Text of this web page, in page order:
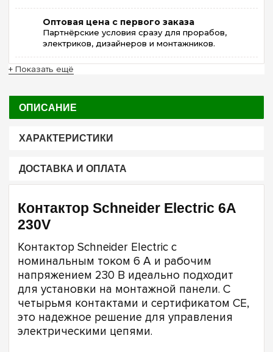
Оптовая цена с первого заказа
Партнёрские условия сразу для прорабов,
электриков, дизайнеров и монтажников.
+ Показать ещё
ОПИСАНИЕ
ХАРАКТЕРИСТИКИ
ДОСТАВКА И ОПЛАТА
Контактор Schneider Electric 6A
230V
Контактор Schneider Electric с
номинальным током 6 А и рабочим
напряжением 230 В идеально подходит
для установки на монтажной панели. С
четырьмя контактами и сертификатом CE,
это надежное решение для управления
электрическими цепями.